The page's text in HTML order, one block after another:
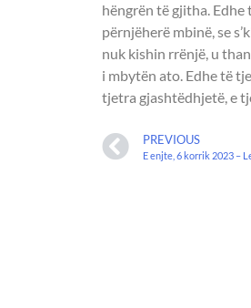
hëngrën të gjitha. Edhe
përnjëherë mbinë, se
nuk kishin rrënjë, u
i mbytën ato. Edhe të
tjetra gjashtëdhjetë, e
PREVIOUS
E enjte, 6 korrik 2023 –